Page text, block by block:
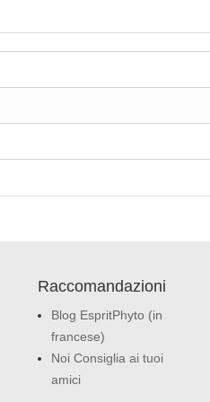
Raccomandazioni
Blog EspritPhyto (in
francese)
Noi Consiglia ai tuoi
amici